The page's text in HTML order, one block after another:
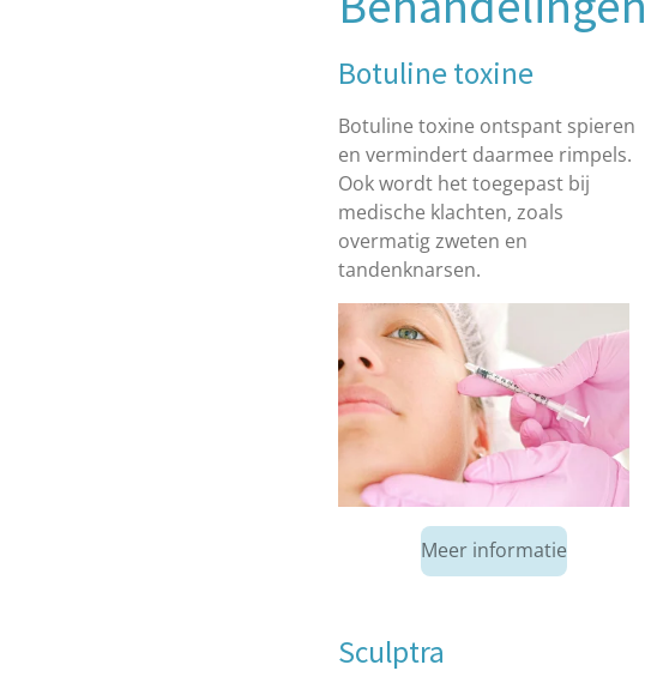
Botuline toxine
Botuline toxine ontspant spieren
en vermindert daarmee rimpels.
Ook wordt het toegepast bij
medische klachten, zoals
overmatig zweten en
tandenknarsen.
Meer informatie
Sculptra